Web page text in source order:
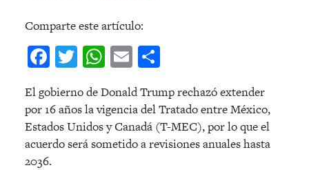
Comparte este artículo:
Facebook
Twitter
WhatsApp
Email
El gobierno de Donald Trump rechazó extender
por 16 años la vigencia del Tratado entre México,
Estados Unidos y Canadá (T-MEC), por lo que el
acuerdo será sometido a revisiones anuales hasta
2036.